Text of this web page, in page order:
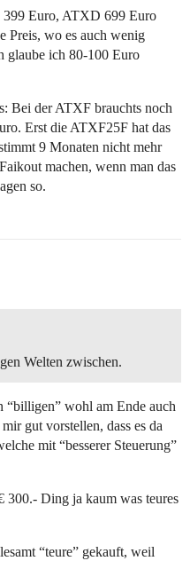
399 Euro, ATXD 699 Euro
Preis, wo es auch wenig
glaube ich 80-100 Euro
Bei der ATXF brauchts noch
Erst die ATXF25F hat das
9 Monaten nicht mehr
machen, wenn man das
so.
Welten zwischen.
“billigen” wohl am Ende auch
gut vorstellen, dass es da
mit “besserer Steuerung”
300.- Ding ja kaum was teures
“teure” gekauft, weil